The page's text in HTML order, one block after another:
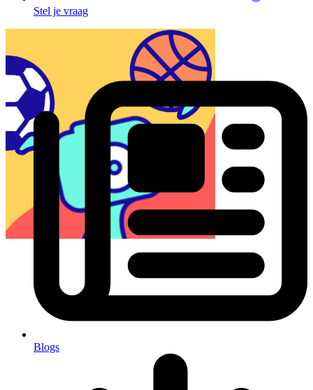
Stel je vraag
Blogs